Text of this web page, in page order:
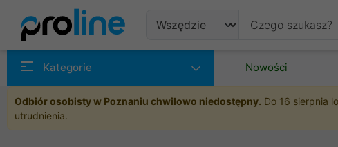
Kategorie Nowości
Odbiór osobisty w Poznaniu chwilowo niedostępny. Do 16 sierpnia
utrudnienia.